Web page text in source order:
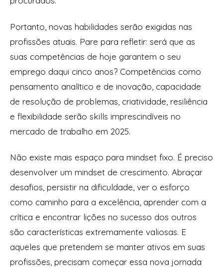
Portanto, novas habilidades serão exigidas nas
profissões atuais. Pare para refletir: será que as
suas competências de hoje garantem o seu
emprego daqui cinco anos? Competências como
pensamento analítico e de inovação, capacidade
de resolução de problemas, criatividade, resiliência
e flexibilidade serão skills imprescindíveis no
mercado de trabalho em 2025.
Não existe mais espaço para mindset fixo. É preciso
desenvolver um mindset de crescimento. Abraçar
desafios, persistir na dificuldade, ver o esforço
como caminho para a excelência, aprender com a
crítica e encontrar lições no sucesso dos outros
são características extremamente valiosas. E
aqueles que pretendem se manter ativos em suas
profissões, precisam começar essa nova jornada